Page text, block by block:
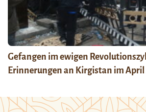
Gefangen im ewigen
Erinnerungen an Kirgistan im April